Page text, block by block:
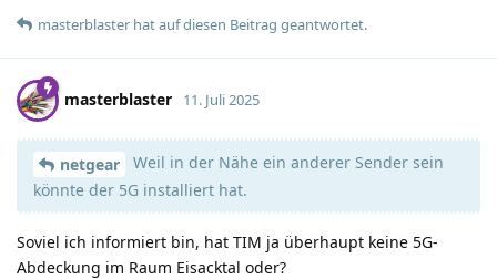
masterblaster hatauf diesen Beitrag geantwortet.
masterblaster 11. Juli 2025
netgear
Weil in der Nähe ein anderer Sender sein
könnte der 5G installiert hat.
Soviel ich informiert bin, hat TIM ja überhaupt keine 5G-
Abdeckung im Raum Eisacktal oder?